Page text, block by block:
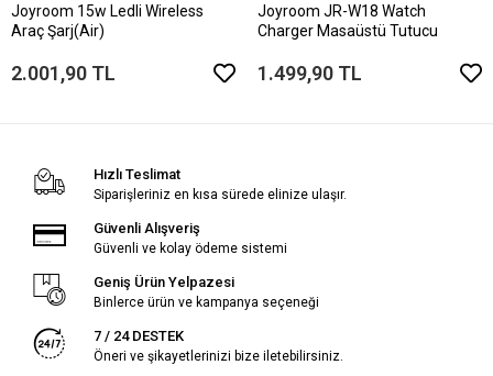
Joyroom 15w Ledli Wireless
Araç Şarj(Air)
2.001,90 TL
Joyroom JR-W18 Watch
Charger Masaüstü Tutucu
1.499,90 TL
Hızlı Teslimat
Siparişleriniz en kısa sürede elinize ulaşır.
Güvenli Alışveriş
Güvenli ve kolay ödeme sistemi
Geniş Ürün Yelpazesi
Binlerce ürün ve kampanya seçeneği
7 / 24 DESTEK
Öneri ve şikayetlerinizi bize iletebilirsiniz.